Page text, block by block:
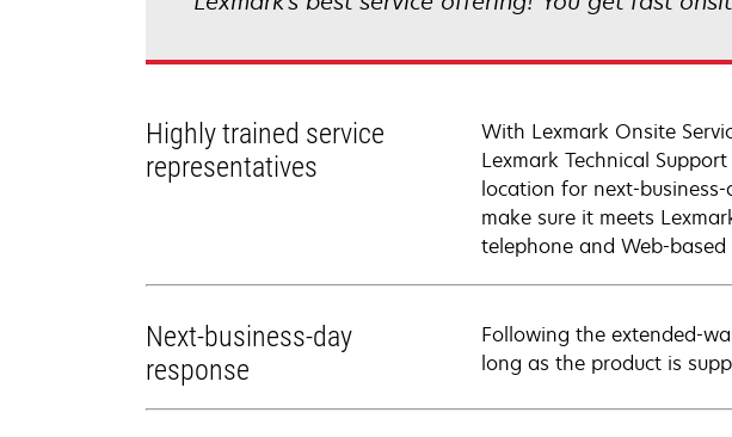
Highly trained service
representatives
With Lexmark Onsite
Lexmark Technical
location for next-
make sure it meets
telephone and Web-
Next-business-day
response
Following the extended-
long as the product is